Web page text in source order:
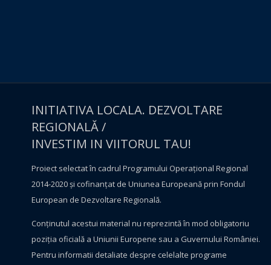
INITIATIVA LOCALA. DEZVOLTARE
REGIONALĂ /
INVESTIM IN VIITORUL TAU!
Proiect selectat în cadrul Programului Operațional Regional
2014-2020 și cofinanțat de Uniunea Europeană prin Fondul
European de Dezvoltare Regională.
Conţinutul acestui material nu reprezintă în mod obligatoriu
poziţia oficială a Uniunii Europene sau a Guvernului României.
Pentru informatii detaliate despre celelalte programe